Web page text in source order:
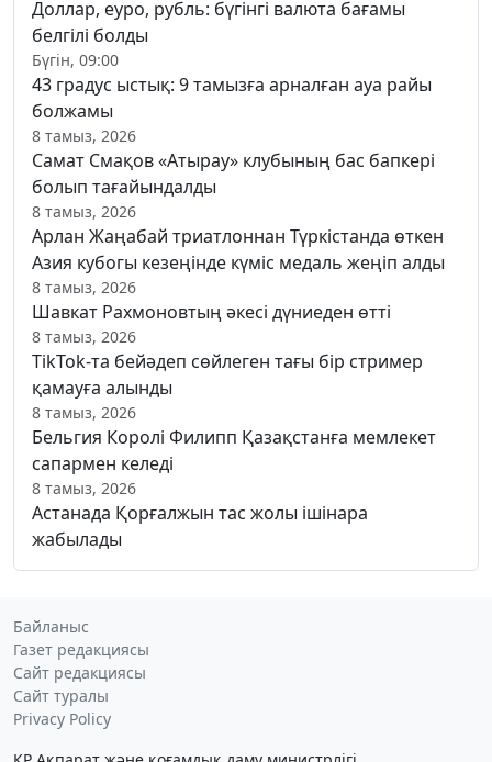
Доллар, еуро, рубль: бүгінгі валюта бағамы
белгілі болды
Бүгін, 09:00
43 градус ыстық: 9 тамызға арналған ауа райы
болжамы
8 тамыз, 2026
Самат Смақов «Атырау» клубының бас бапкері
болып тағайындалды
8 тамыз, 2026
Арлан Жаңабай триатлоннан Түркістанда өткен
Азия кубогы кезеңінде күміс медаль жеңіп алды
8 тамыз, 2026
Шавкат Рахмоновтың әкесі дүниеден өтті
8 тамыз, 2026
TikTok-та бейәдеп сөйлеген тағы бір стример
қамауға алынды
8 тамыз, 2026
Бельгия Королі Филипп Қазақстанға мемлекет
сапармен келеді
8 тамыз, 2026
Астанада Қорғалжын тас жолы ішінара
жабылады
Байланыс
Газет редакциясы
Сайт редакциясы
Сайт туралы
Privacy Policy